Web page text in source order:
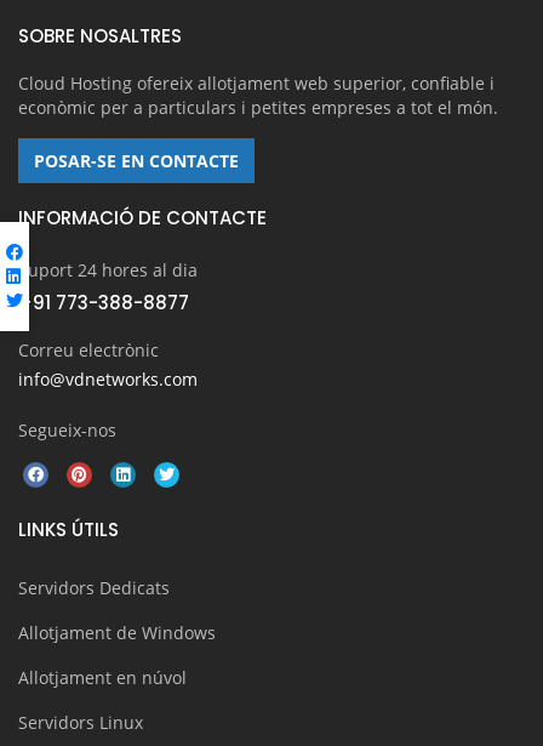
SOBRE NOSALTRES
Cloud Hosting ofereix allotjament web superior, confiable i
econòmic per a particulars i petites empreses a tot el món.
POSAR-SE EN CONTACTE
INFORMACIÓ DE CONTACTE
Suport 24 hores al dia
+91 773-388-8877
Correu electrònic
info@vdnetworks.com
Segueix-nos
LINKS ÚTILS
Servidors Dedicats
Allotjament de Windows
Allotjament en núvol
Servidors Linux